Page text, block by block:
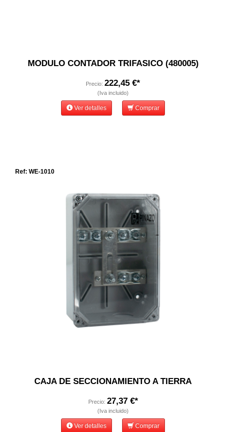
MODULO CONTADOR TRIFASICO (480005)
Precio: 222,45 €*
(Iva incluido)
Ver detalles Comprar
Ref: WE-1010
CAJA DE SECCIONAMIENTO A TIERRA
Precio: 27,37 €*
(Iva incluido)
Ver detalles Comprar